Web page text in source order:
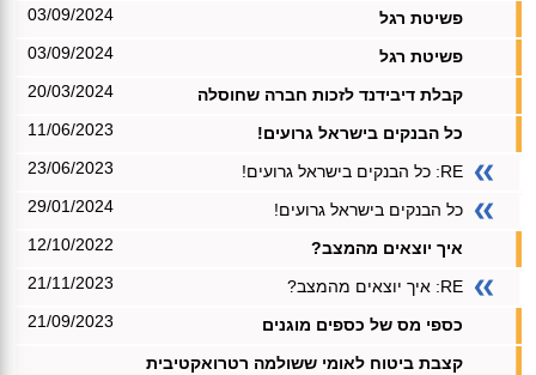
פשיטת רגל 03/09/2024
פשיטת רגל 03/09/2024
קבלת דיבידנד לזכות חברה שחוסלה 20/03/2024
כל הבנקים בישראל גרועים! 11/06/2023
RE: כל הבנקים בישראל גרועים! 23/06/2023
כל הבנקים בישראל גרועים! 29/01/2024
איך יוצאים מהמצב? 12/10/2022
RE: איך יוצאים מהמצב? 21/11/2023
כספי מס של כספים מוגנים 21/09/2023
קצבת ביטוח לאומי ששולמה רטרואקטיבית